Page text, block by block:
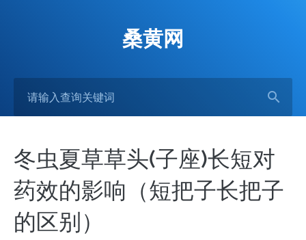
桑黄网
冬虫夏草草头(子座)长短对
药效的影响（短把子长把子
的区别）